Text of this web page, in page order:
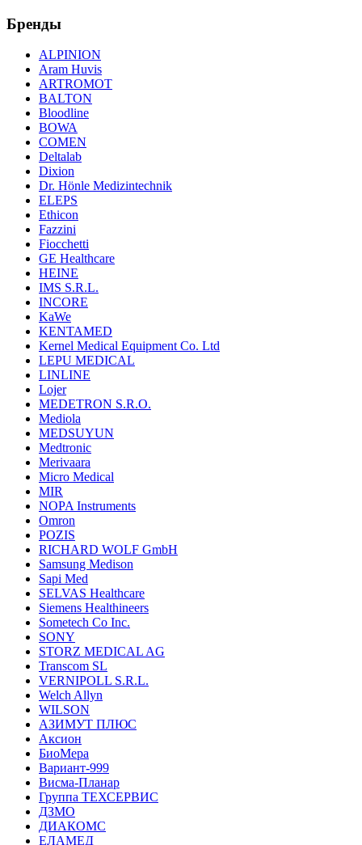
Бренды
ALPINION
Aram Huvis
ARTROMOT
BALTON
Bloodline
BOWA
COMEN
Deltalab
Dixion
Dr. Hönle Medizintechnik
ELEPS
Ethicon
Fazzini
Fiocchetti
GE Healthcare
HEINE
IMS S.R.L.
INCORE
KaWe
KENTAMED
Kernel Medical Equipment Co. Ltd
LEPU MEDICAL
LINLINE
Lojer
MEDETRON S.R.O.
Mediola
MEDSUYUN
Medtronic
Merivaara
Micro Medical
MIR
NOPA Instruments
Omron
POZIS
RICHARD WOLF GmbH
Samsung Medison
Sapi Med
SELVAS Healthcare
Siemens Healthineers
Sometech Co Inc.
SONY
STORZ MEDICAL AG
Transcom SL
VERNIPOLL S.R.L.
Welch Allyn
WILSON
АЗИМУТ ПЛЮС
Аксион
БиоМера
Вариант-999
Висма-Планар
Группа ТЕХСЕРВИС
ДЗМО
ДИАКОМС
ЕЛАМЕД